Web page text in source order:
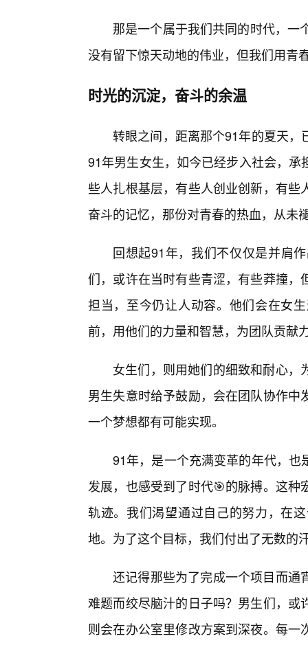
那是一个属于我们共同的时代，一
没有留下惊天动地的伟业，但我们用青
时光的沉淀，奋斗的余温
转眼之间，距离那个91年的夏天
91年男生女生，如今已经步入社会，
些人扎根基层，有些人创业创新，有
奋斗的记忆，那份对青春的热血，从未
回想起91年，我们不仅仅是并肩
们，或许在当时有些青涩，有些莽撞
担当，至今仍让人动容。他们会在女
前，用他们的力量和智慧，为团队贡献
女生们，则用她们的细致和耐心
男生失意时给予鼓励，会在团队协作
一个梦想都有可能实现。
91年，是一个充满变革的年代，
发展，也感受到了时代🎯的脉搏。这
轨迹。我们渴望通过自己的努力，在
地。为了这个目标，我们付出了无数的
还记得那些为了完成一个项目而通
难题而绞尽脑汁的日子吗？男生们，
则会在办公室里修改方案到深夜。每